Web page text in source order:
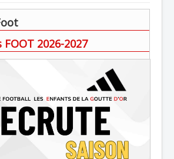
2026-2027